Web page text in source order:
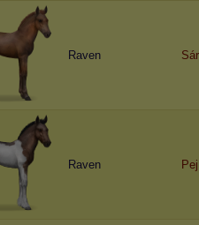
Raven
Raven Pej